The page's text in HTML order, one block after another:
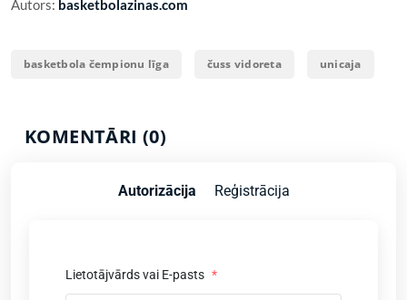
Autors: basketbolazinas.com
basketbola čempionu līga čuss vidoreta unicaja
KOMENTĀRI (0)
Autorizācija Reģistrācija
Lietotājvārds vai E-pasts *